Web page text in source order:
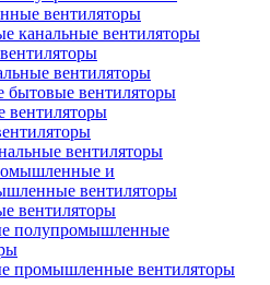
вентиляторы
канальные вентиляторы
вентиляторы
бытовые вентиляторы
вентиляторы
вентиляторы
и
вентиляторы
вентиляторы
полупромышленные
промышленные вентиляторы